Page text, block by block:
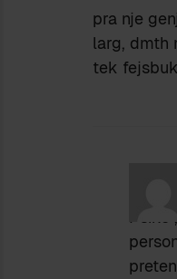
pra nje
larg, dmth
tek
Psiko